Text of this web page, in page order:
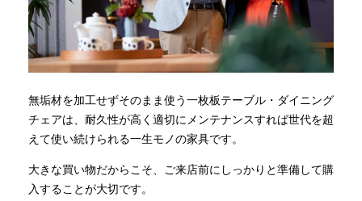
無垢材を加工せずそのまま使う一枚板テーブル・ダイニング
チェアは、耐久性が高く適切にメンテナンスすれば世代を超
えて使い続けられる一生モノの家具です。
大きな買い物だからこそ、ご来店前にしっかりと準備して購
入することが大切です。